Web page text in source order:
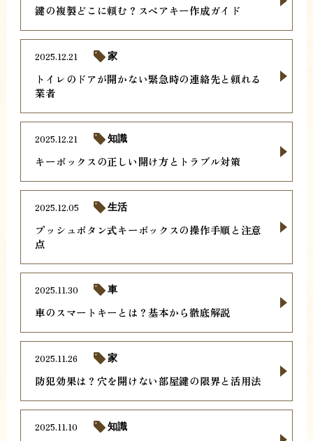
鍵の複製どこに頼む？スペアキー作成ガイド
トイレのドアが開かない緊急時の連絡先と頼れる
業者
2025.12.21 家
キーボックスの正しい開け方とトラブル対策
2025.12.21 知識
プッシュボタン式キーボックスの操作手順と注意
点
2025.12.05 生活
車のスマートキーとは？基本から徹底解説
2025.11.30 車
防犯効果は？穴を開けない部屋鍵の限界と活用法
2025.11.26 家
2025.11.10 知識